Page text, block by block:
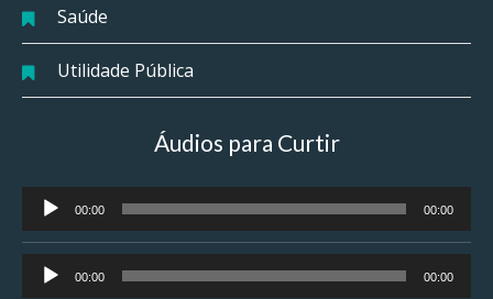
Saúde
Utilidade Pública
Áudios para Curtir
Tocador
de
áudio
00:00 00:00
Tocador
de
00:00 00:00